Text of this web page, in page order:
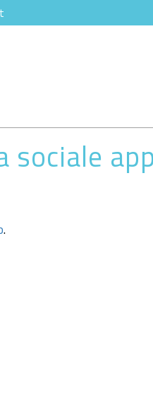
sociale
.